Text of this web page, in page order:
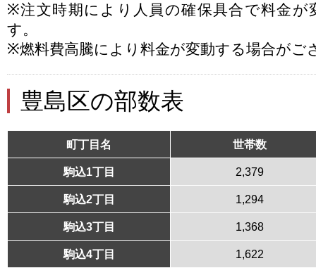
※注文時期により人員の確保具合で料金が
す。
※燃料費高騰により料金が変動する場合がご
豊島区の部数表
町丁目名 世帯数
駒込1丁目 2,379
駒込2丁目 1,294
駒込3丁目 1,368
駒込4丁目 1,622